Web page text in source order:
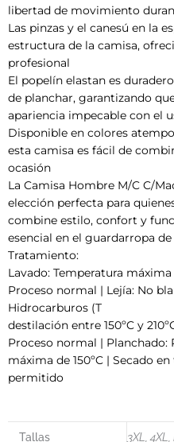
libertad de movimiento
Las pinzas y el canesú en la
estructura de la camisa,
profesional
El popelín elastan es
de planchar, garantizando
apariencia impecable con el
Disponible en colores
esta camisa es fácil de
ocasión
La Camisa Hombre M/C C/
elección perfecta para
combine estilo, confort y
esencial en el guardarropa
Tratamiento:
Lavado: Temperatura
Proceso normal | Lejía: No
Hidrocarburos (T
destilación entre 150ºC y
Proceso normal | Planchado:
máxima de 150ºC | Secado
permitido
Tallas 3XL, 4XL,